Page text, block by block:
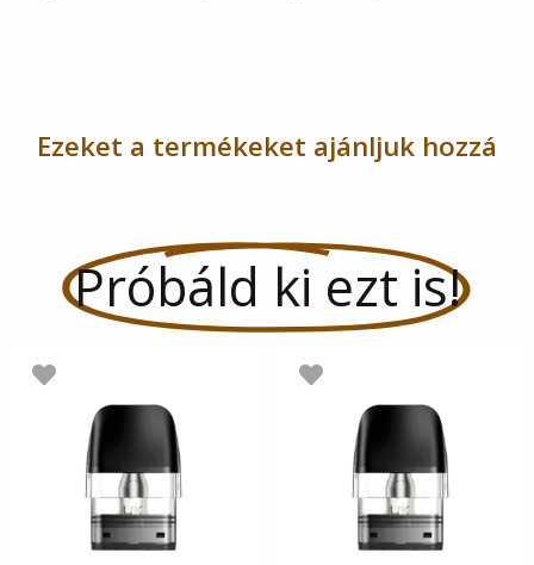
Ezeket a termékeket ajánljuk hozzá
Próbáld ki ezt is!